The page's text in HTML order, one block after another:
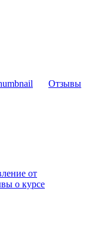
Отзывы
от
о курсе